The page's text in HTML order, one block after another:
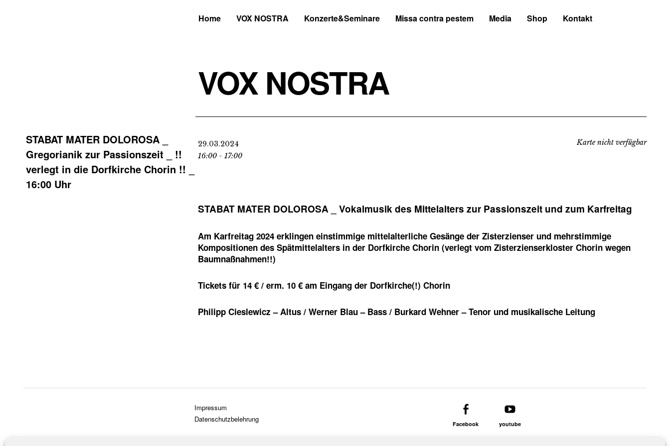
Home VOX NOSTRA Konzerte&Seminare Missa contra pestem Media Shop Kontakt
VOX NOSTRA
STABAT MATER DOLOROSA _
Gregorianik zur Passionszeit _ !!
verlegt in die Dorfkirche Chorin !! _
16:00 Uhr
Karte nicht verfügbar
29.03.2024
16:00 - 17:00
STABAT MATER DOLOROSA _ Vokalmusik des Mittelalters zur Passionszeit und zum Karfreitag
Am Karfreitag 2024 erklingen einstimmige mittelalterliche Gesänge der Zisterzienser und mehrstimmige
Kompositionen des Spätmittelalters in der Dorfkirche Chorin (verlegt vom Zisterzienserkloster Chorin wegen
Baumnaßnahmen!!)
Tickets für 14 € / erm. 10 € am Eingang der Dorfkirche(!) Chorin
Philipp Cieslewicz – Altus / Werner Blau– Bass / Burkard Wehner– Tenor und musikalische Leitung
Impressum
Datenschutzbelehrung
Facebook youtube